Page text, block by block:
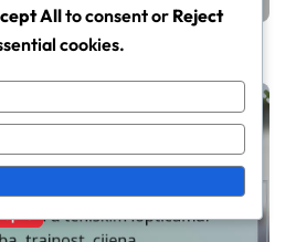
Allto consent or Reject
cookies.